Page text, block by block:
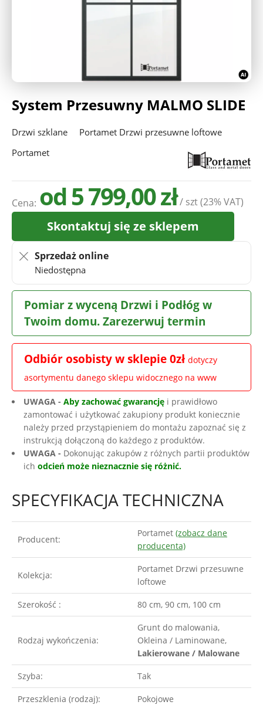
System Przesuwny MALMO SLIDE
Drzwi szklane
Portamet Drzwi przesuwne loftowe
Portamet
Cena: od 5 799,00 zł/ szt(23% VAT)
Skontaktuj się ze sklepem
Sprzedaż online
Niedostępna
Pomiar z wyceną Drzwi i Podłóg w
Twoim domu. Zarezerwuj termin
Odbiór osobisty w sklepie 0zł dotyczy
asortymentu danego sklepu widocznego na www
UWAGA - Aby zachować gwarancję i prawidłowo
zamontować i użytkować zakupiony produkt koniecznie
należy przed przystąpieniem do montażu zapoznać się z
instrukcją dołączoną do każdego z produktów.
UWAGA - Dokonując zakupów z różnych partii produktów
ich odcień może nieznacznie się różnić.
SPECYFIKACJA TECHNICZNA
Producent:
Portamet (zobacz dane
producenta)
Kolekcja:
Portamet Drzwi przesuwne
loftowe
Szerokość : 80 cm, 90 cm, 100 cm
Rodzaj wykończenia:
Grunt do malowania,
Okleina / Laminowane,
Lakierowane / Malowane
Szyba: Tak
Przeszklenia (rodzaj): Pokojowe